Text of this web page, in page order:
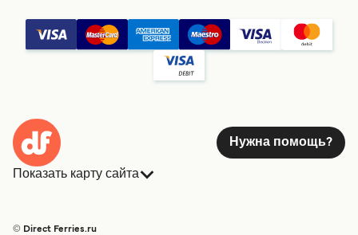
Нужна помощь?
Показать карту сайта
Страны
© Direct Ferries.ru